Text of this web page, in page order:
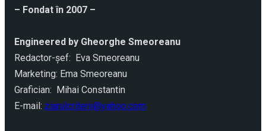
– Fondat în 2007 –
Engineered by Gheorghe Smeoreanu
Redactor-şef: Eva Smeoreanu
Marketing: Ema Smeoreanu
Grafician: Mihai Constantin
E-mail: ziarulcriterii@yahoo.com